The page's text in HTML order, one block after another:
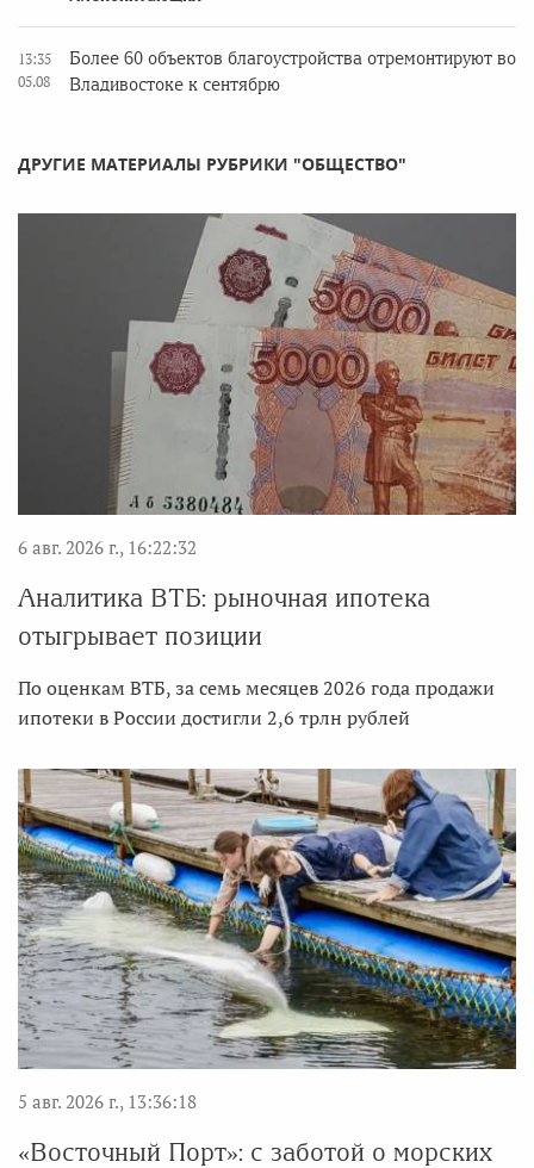
13:35
05.08
Более 60 объектов благоустройства отремонтируют во
Владивостоке к сентябрю
ДРУГИЕ МАТЕРИАЛЫ РУБРИКИ "ОБЩЕСТВО"
6 авг. 2026 г., 16:22:32
Аналитика ВТБ: рыночная ипотека
отыгрывает позиции
По оценкам ВТБ, за семь месяцев 2026 года продажи
ипотеки в России достигли 2,6 трлн рублей
5 авг. 2026 г., 13:36:18
«Восточный Порт»: с заботой о морских